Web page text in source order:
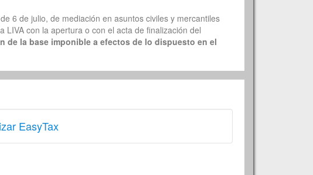
6 de julio, de mediación en asuntos civiles y mercantiles
LIVA con la apertura o con el acta de finalización del
la base imponible a efectos de lo dispuesto en el
EasyTax